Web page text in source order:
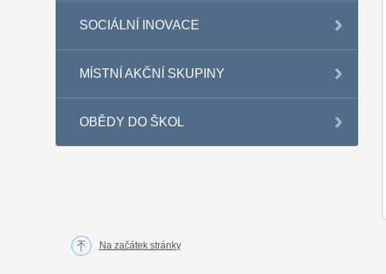
SOCIÁLNÍ INOVACE
MÍSTNÍ AKČNÍ SKUPINY
OBĚDY DO ŠKOL
Na začátek stránky